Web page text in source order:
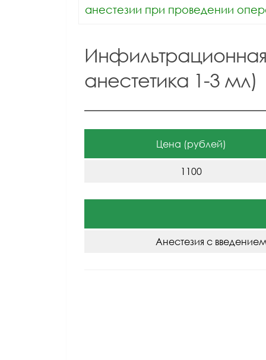
анестезии при проведении
анестетика 1-3 мл)
Цена (рублей)
1100
Анестезия с